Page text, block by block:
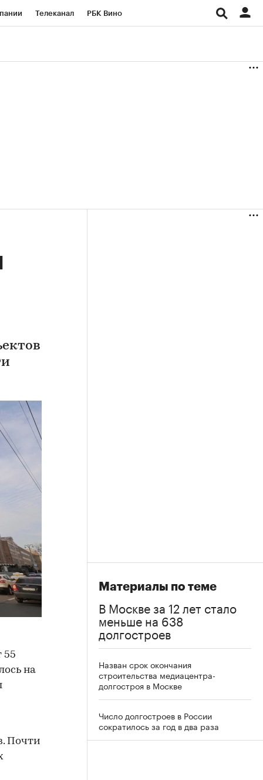
Телеканал РБК Вино
55
на
Почти
Материалы по теме
В Москве за 12 лет стало
меньше на 638
долгостроев
Назван срок окончания
строительства медиацентра-
долгостроя в Москве
Число долгостроев в России
сократилось за год в два раза